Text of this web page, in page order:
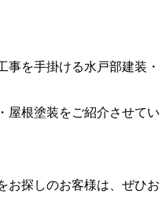
事を手掛ける水戸部建装・
屋根塗装をご紹介させてい
お探しのお客様は、ぜひお